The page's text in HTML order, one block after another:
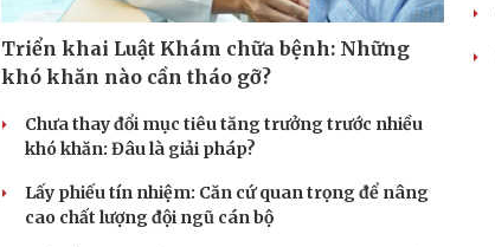
Triển khai Luật Khám chữa bệnh: Những
khó khăn nào cần tháo gỡ?
Chưa thay đổi mục tiêu tăng trưởng trước nhiều
khó khăn: Đâu là giải pháp?
Lấy phiếu tín nhiệm: Căn cứ quan trọng để nâng
cao chất lượng đội ngũ cán bộ